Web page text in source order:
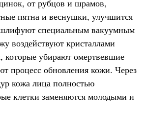
от рубцов и шрамов,
пятна и веснушки, улучшится
специальным вакуумным
воздействуют кристаллами
которые убирают омертвевшие
процесс обновления кожи. Через
кожа лица полностью
клетки заменяются молодыми и